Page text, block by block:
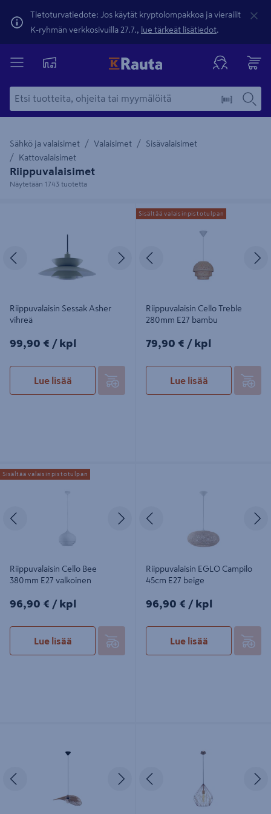
Tietoturvatiedote: Jos käytät kryptolompakkoa ja vierailit
K-ryhmän verkkosivuilla 27.7., lue tärkeät lisätiedot.
Sähkö ja valaisimet Valaisimet
Sisävalaisimet
Kattovalaisimet
Riippuvalaisimet
Näytetään 1743 tuotetta
Seuraava
Riippuvalaisin Sessak Asher
vihreä
99,90€/kpl
99,90 € / kpl
Lue lisää
Riippuvalaisin Cello Treble 280mm
E27 bambu
Riippuvalaisin Cello Treble
280mm E27 bambu
79,90€/kpl
79,90 € / kpl
Lue lisää
Sisältää valaisinpistotulpan
Riippuvalaisin Cello Bee 380mm E27
valkoinen
Seuraava
Riippuvalaisin Cello Bee
380mm E27 valkoinen
96,90€/kpl
96,90 € / kpl
Lue lisää
Sisältää valaisinpistotulpan
Riippuvalaisin EGLO Campilo
45cm E27 beige
96,90€/kpl
96,90 € / kpl
Lue lisää
Seuraava